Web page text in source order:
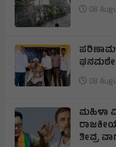
08
08
ಮಹಿಳಾ
ತೀವ್ರ